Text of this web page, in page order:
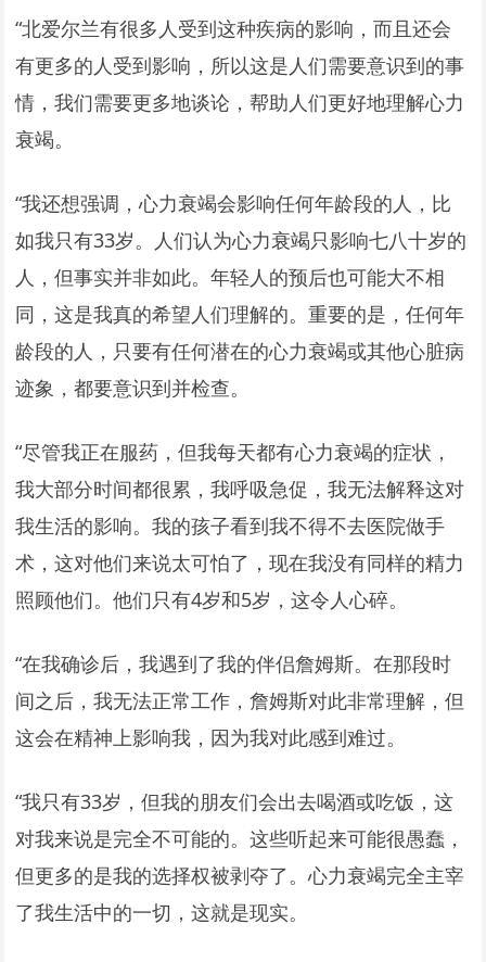
“北爱尔兰有很多人受到这种疾病的影响，而且还会
有更多的人受到影响，所以这是人们需要意识到的事
情，我们需要更多地谈论，帮助人们更好地理解心力
衰竭。
“我还想强调，心力衰竭会影响任何年龄段的人，比
如我只有33岁。人们认为心力衰竭只影响七八十岁的
人，但事实并非如此。年轻人的预后也可能大不相
同，这是我真的希望人们理解的。重要的是，任何年
龄段的人，只要有任何潜在的心力衰竭或其他心脏病
迹象，都要意识到并检查。
“尽管我正在服药，但我每天都有心力衰竭的症状，
我大部分时间都很累，我呼吸急促，我无法解释这对
我生活的影响。我的孩子看到我不得不去医院做手
术，这对他们来说太可怕了，现在我没有同样的精力
照顾他们。他们只有4岁和5岁，这令人心碎。
“在我确诊后，我遇到了我的伴侣詹姆斯。在那段时
间之后，我无法正常工作，詹姆斯对此非常理解，但
这会在精神上影响我，因为我对此感到难过。
“我只有33岁，但我的朋友们会出去喝酒或吃饭，这
对我来说是完全不可能的。这些听起来可能很愚蠢，
但更多的是我的选择权被剥夺了。心力衰竭完全主宰
了我生活中的一切，这就是现实。